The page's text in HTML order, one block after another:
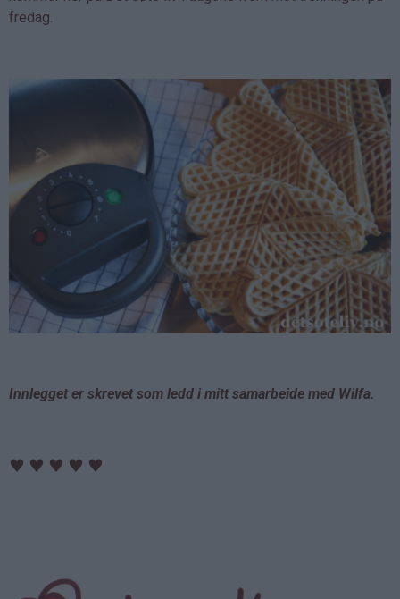
fredag.
Innlegget er skrevet som ledd i mitt samarbeide med Wilfa.
♥ ♥ ♥ ♥ ♥